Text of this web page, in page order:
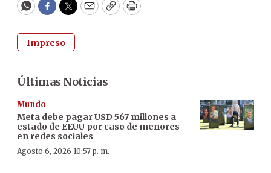
WhatsApp
Facebook
Twitter
EmailCopyPrint
Impreso
Últimas Noticias
Mundo
Meta debe pagar USD 567 millones a
estado de EEUU por caso de menores
en redes sociales
Agosto 6, 2026 10:57 p. m.